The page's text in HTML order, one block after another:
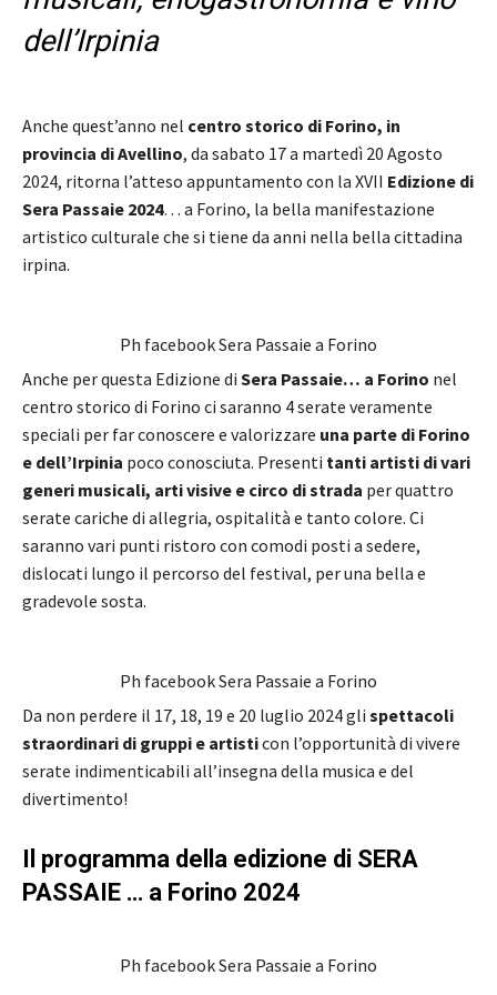
dell’Irpinia
Anche quest’anno nel centro storico di Forino, in
provincia di Avellino, da sabato 17 a martedì 20 Agosto
2024, ritorna l’atteso appuntamento con la XVII Edizione di
Sera Passaie 2024… a Forino, la bella manifestazione
artistico culturale che si tiene da anni nella bella cittadina
irpina.
Ph facebook Sera Passaie a Forino
Anche per questa Edizione di Sera Passaie… a Forino nel
centro storico di Forino ci saranno 4 serate veramente
speciali per far conoscere e valorizzare una parte di Forino
e dell’Irpinia poco conosciuta. Presenti tanti artisti di vari
generi musicali, arti visive e circo di strada per quattro
serate cariche di allegria, ospitalità e tanto colore. Ci
saranno vari punti ristoro con comodi posti a sedere,
dislocati lungo il percorso del festival, per una bella e
gradevole sosta.
Ph facebook Sera Passaie a Forino
Da non perdere il 17, 18, 19 e 20 luglio 2024 gli spettacoli
straordinari di gruppi e artisticon l’opportunità di vivere
serate indimenticabili all’insegna della musica e del
divertimento!
Il programma della edizione di SERA
PASSAIE … a Forino 2024
Ph facebook Sera Passaie a Forino